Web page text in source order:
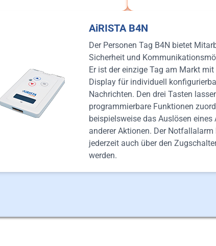
AiRISTA B4N
Der Personen Tag B4N bietet
Sicherheit und
Er ist der einzige Tag am Markt mit
Display für individuell
Nachrichten. Den drei Tasten
programmierbare Funktionen
beispielsweise das Auslösen eines
anderer Aktionen. Der Notfallalarm
jederzeit auch über den
werden.